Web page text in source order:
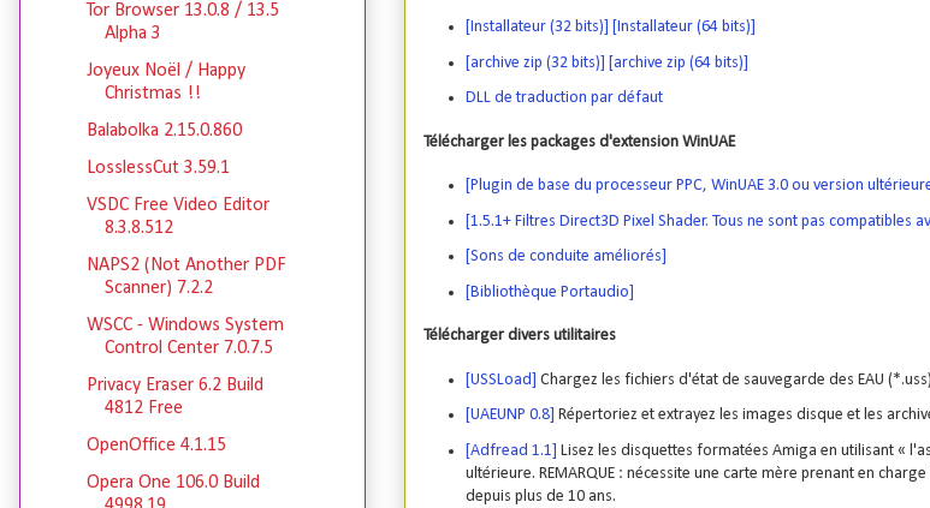
[Installateur (32 bits)]
[Installateur (64 bits)]
[archive zip (32 bits)] [archive zip (64 bits)]
DLL de traduction par défaut
Télécharger les packages d'extension WinUAE
[Plugin de base du processeur PPC, WinUAE 3.0 ou version
[1.5.1+ Filtres Direct3D Pixel Shader. Tous ne sont pas compatibles
[Sons de conduite améliorés]
[Bibliothèque Portaudio]
Télécharger divers utilitaires
[USSLoad] Chargez les fichiers d'état de sauvegarde des EAU
[UAEUNP 0.8] Répertoriez et extrayez les images disque et les
[Adfread 1.1] Lisez les disquettes formatées Amiga en utilisant «
ultérieure. REMARQUE : nécessite une carte mère prenant en
depuis plus de 10 ans.
Tor Browser 13.0.8 / 13.5
Alpha 3
Joyeux Noël / Happy
Christmas !!
Balabolka 2.15.0.860
LosslessCut 3.59.1
VSDC Free Video Editor
8.3.8.512
NAPS2 (Not Another PDF
Scanner) 7.2.2
WSCC - Windows System
Control Center 7.0.7.5
Privacy Eraser 6.2 Build
4812 Free
OpenOffice 4.1.15
Opera One 106.0 Build